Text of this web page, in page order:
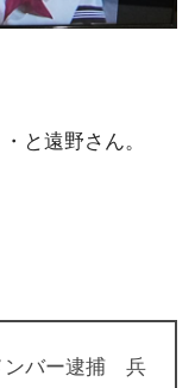
と遠野さん。
ンバー逮捕 兵